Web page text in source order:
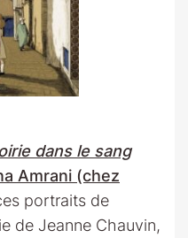
dans le sang
Amrani (chez
portraits de
de Jeanne Chauvin,